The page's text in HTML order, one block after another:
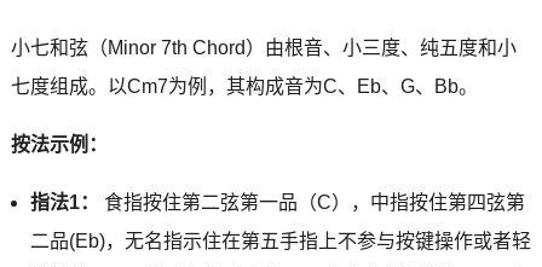
小七和弦（Minor 7th Chord）由根音、小三度、纯五度和小
七度组成。以Cm7为例，其构成音为C、Eb、G、Bb。
按法示例：
指法1：
食指按住第二弦第一品（C），中指按住第四弦第
二品(Eb)，无名指示住在第五手指上不参与按键操作或者轻